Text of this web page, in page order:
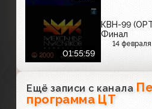
01:55:59
КВН-99
Финал
14
Ещё записи с канала
программа ЦТ